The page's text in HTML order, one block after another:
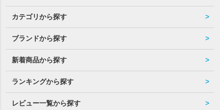
カテゴリから探す
ブランドから探す
新着商品から探す
ランキングから探す
レビュー一覧から探す